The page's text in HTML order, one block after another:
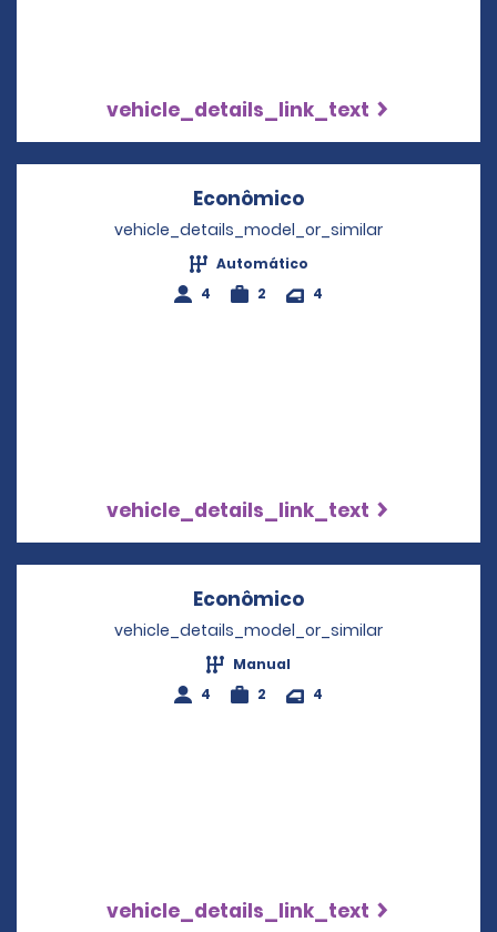
vehicle_details_link_text
Econômico
vehicle_details_model_or_similar
Automático
4
2 4
vehicle_details_link_text
Econômico
vehicle_details_model_or_similar
Manual
4
2 4
vehicle_details_link_text